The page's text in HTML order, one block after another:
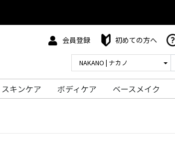
会員登録 初めての方へ
スキンケア ボディケア ベースメイク